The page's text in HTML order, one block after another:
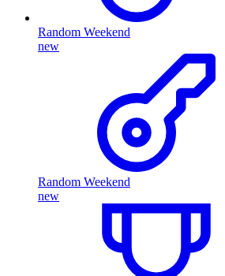
Random Weekend
new
Random Weekend
new